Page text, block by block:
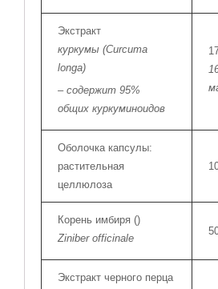
Экстракт
куркумы (Curcuma
longa)
– содержит 95%
общих куркуминоидов
Оболочка капсулы:
растительная
целлюлоза
Корень имбиря (
Ziniber officinale
)
Экстракт черного перца